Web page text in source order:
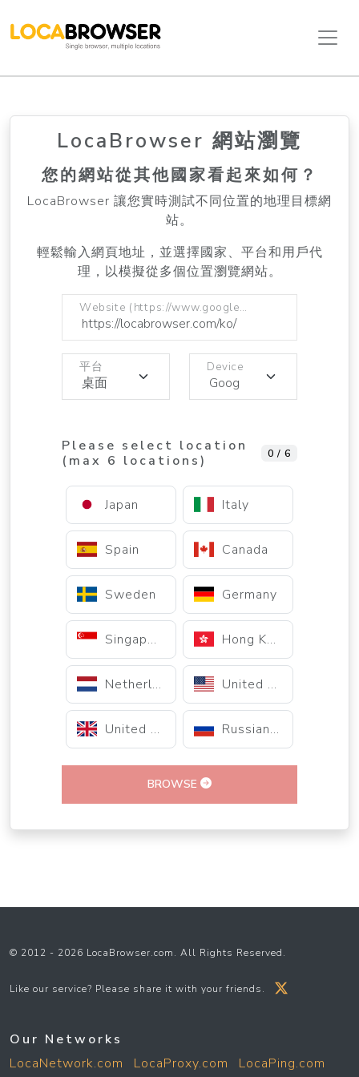
LocaBrowser 網站瀏覽
您的網站從其他國家看起來如何？
LocaBrowser 讓您實時測試不同位置的地理目標網
站。
輕鬆輸入網頁地址，並選擇國家、平台和用戶代
理，以模擬從多個位置瀏覽網站。
Website (https://www.google.com)
平台 Device
Please select location
(max 6 locations)
0 / 6
Japan Italy
Spain Canada
Sweden Germany
Singapore Hong Kong
Netherlands United States
United Kingdom Russian Federation
BROWSE
© 2012 - 2026 LocaBrowser.com. All Rights Reserved.
Like our service? Please share it with your friends.
Our Networks
LocaNetwork.com
LocaProxy.com
LocaPing.com